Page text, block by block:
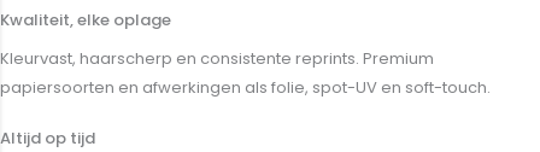
Kwaliteit, elke oplage
Kleurvast, haarscherp en consistente reprints. Premium
papiersoorten en afwerkingen als folie, spot-UV en soft-touch.
Altijd op tijd